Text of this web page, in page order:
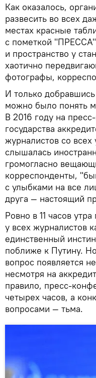
Как оказалось,
развесить во всех
местах красные
с пометкой
и пространство у
хаотично
фотографы,
И только
можно было понять
В 2016 году на
государства
журналистов со
слышалась
громогласно
корреспонденты,
с улыбками на все
друга — настоящий
Ровно в 11 часов
у всех журналистов
единственный
поближе к Путину.
вопрос появляется
несмотря на
правило, пресс-
четырех часов, а
вопросами — тьма.